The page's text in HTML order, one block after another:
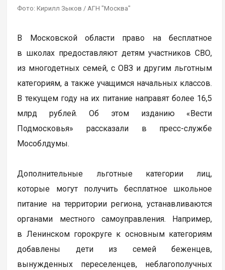
Фото: Кирилл Зыков / АГН "Москва"
В Московской области право на бесплатное
в школах предоставляют детям участников СВО,
из многодетных семей, с ОВЗ и другим льготным
категориям, а также учащимся начальных классов.
В текущем году на их питание направят более 16,5
млрд рублей. Об этом изданию «Вести
Подмосковья» рассказали в пресс-службе
Мособлдумы.
Дополнительные льготные категории лиц,
которые могут получить бесплатное школьное
питание на территории региона, устанавливаются
органами местного самоуправления. Например,
в Ленинском горокруге к основным категориям
добавлены дети из семей беженцев,
вынужденных переселенцев, неблагополучных